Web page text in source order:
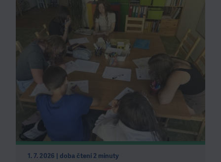
1. 7. 2026 | doba čtení 2 minuty